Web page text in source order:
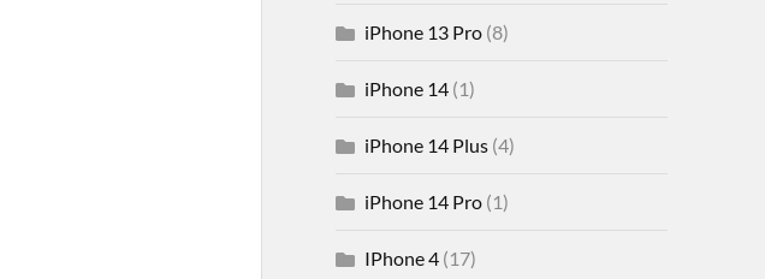
iPhone 13 Pro(8)
iPhone 14(1)
iPhone 14 Plus(4)
iPhone 14 Pro(1)
IPhone 4(17)